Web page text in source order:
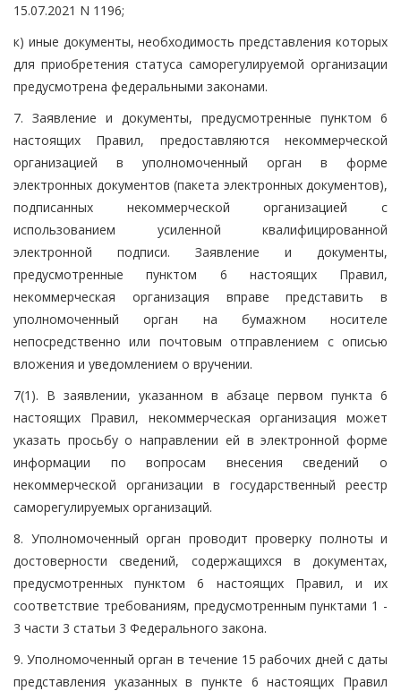
15.07.2021 N 1196;
к) иные документы, необходимость представления которых
для приобретения статуса саморегулируемой организации
предусмотрена федеральными законами.
7. Заявление и документы, предусмотренные пунктом 6
настоящих Правил, предоставляются некоммерческой
организацией в уполномоченный орган в форме
электронных документов (пакета электронных документов),
подписанных некоммерческой организацией с
использованием усиленной квалифицированной
электронной подписи. Заявление и документы,
предусмотренные пунктом 6 настоящих Правил,
некоммерческая организация вправе представить в
уполномоченный орган на бумажном носителе
непосредственно или почтовым отправлением с описью
вложения и уведомлением о вручении.
7(1). В заявлении, указанном в абзаце первом пункта 6
настоящих Правил, некоммерческая организация может
указать просьбу о направлении ей в электронной форме
информации по вопросам внесения сведений о
некоммерческой организации в государственный реестр
саморегулируемых организаций.
8. Уполномоченный орган проводит проверку полноты и
достоверности сведений, содержащихся в документах,
предусмотренных пунктом 6 настоящих Правил, и их
соответствие требованиям, предусмотренным пунктами 1 -
3 части 3 статьи 3 Федерального закона.
9. Уполномоченный орган в течение 15 рабочих дней с даты
представления указанных в пункте 6 настоящих Правил